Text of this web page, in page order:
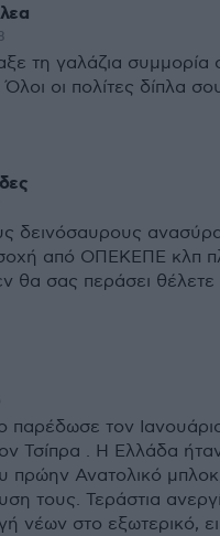
τη γαλάζια συμμορία
οι πολίτες δίπλα
δεινόσαυρους
από ΟΠΕΚΕΠΕ κλπ
θα σας περάσει θέλετε
τον
Τσίπρα . Η Ελλάδα
πρώην Ανατολικό
τους. Τεράστια
νέων στο εξωτερικό,